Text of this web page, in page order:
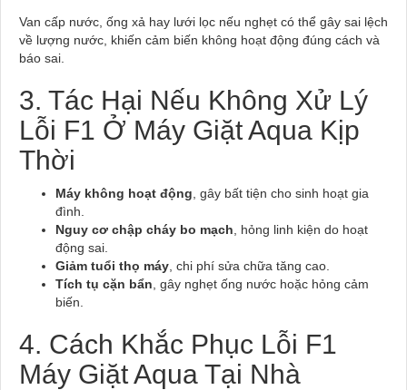
Van cấp nước, ống xả hay lưới lọc nếu nghẹt có thể gây sai lệch
về lượng nước, khiến cảm biến không hoạt động đúng cách và
báo sai.
3. Tác Hại Nếu Không Xử Lý
Lỗi F1 Ở Máy Giặt Aqua Kịp
Thời
Máy không hoạt động , gây bất tiện cho sinh hoạt gia
đình.
Nguy cơ chập cháy bo mạch , hỏng linh kiện do hoạt
động sai.
Giảm tuổi thọ máy , chi phí sửa chữa tăng cao.
Tích tụ cặn bẩn , gây nghẹt ống nước hoặc hỏng cảm
biến.
4. Cách Khắc Phục Lỗi F1
Máy Giặt Aqua Tại Nhà